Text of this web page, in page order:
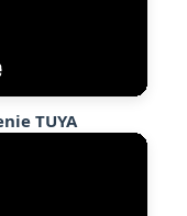
TUYA